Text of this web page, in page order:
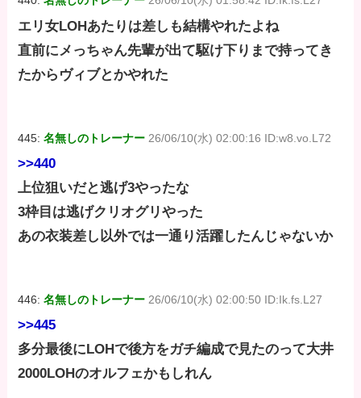
エリ女LOHあたりは差しも結構やれたよね
直前にメっちゃん先輩が出て駆け下りまで持ってき
たからヴィブとかやれた
445:名無しのトレーナー 26/06/10(水) 02:00:16 ID:w8.vo.L72
>>440
上位狙いだと逃げ3やったな
3枠目は逃げクリオグリやった
あの衣装差し以外では一通り活躍したんじゃないか
446:名無しのトレーナー 26/06/10(水) 02:00:50 ID:Ik.fs.L27
>>445
多分最後にLOHで後方をガチ編成で見たのって大井
2000LOHのオルフェかもしれん